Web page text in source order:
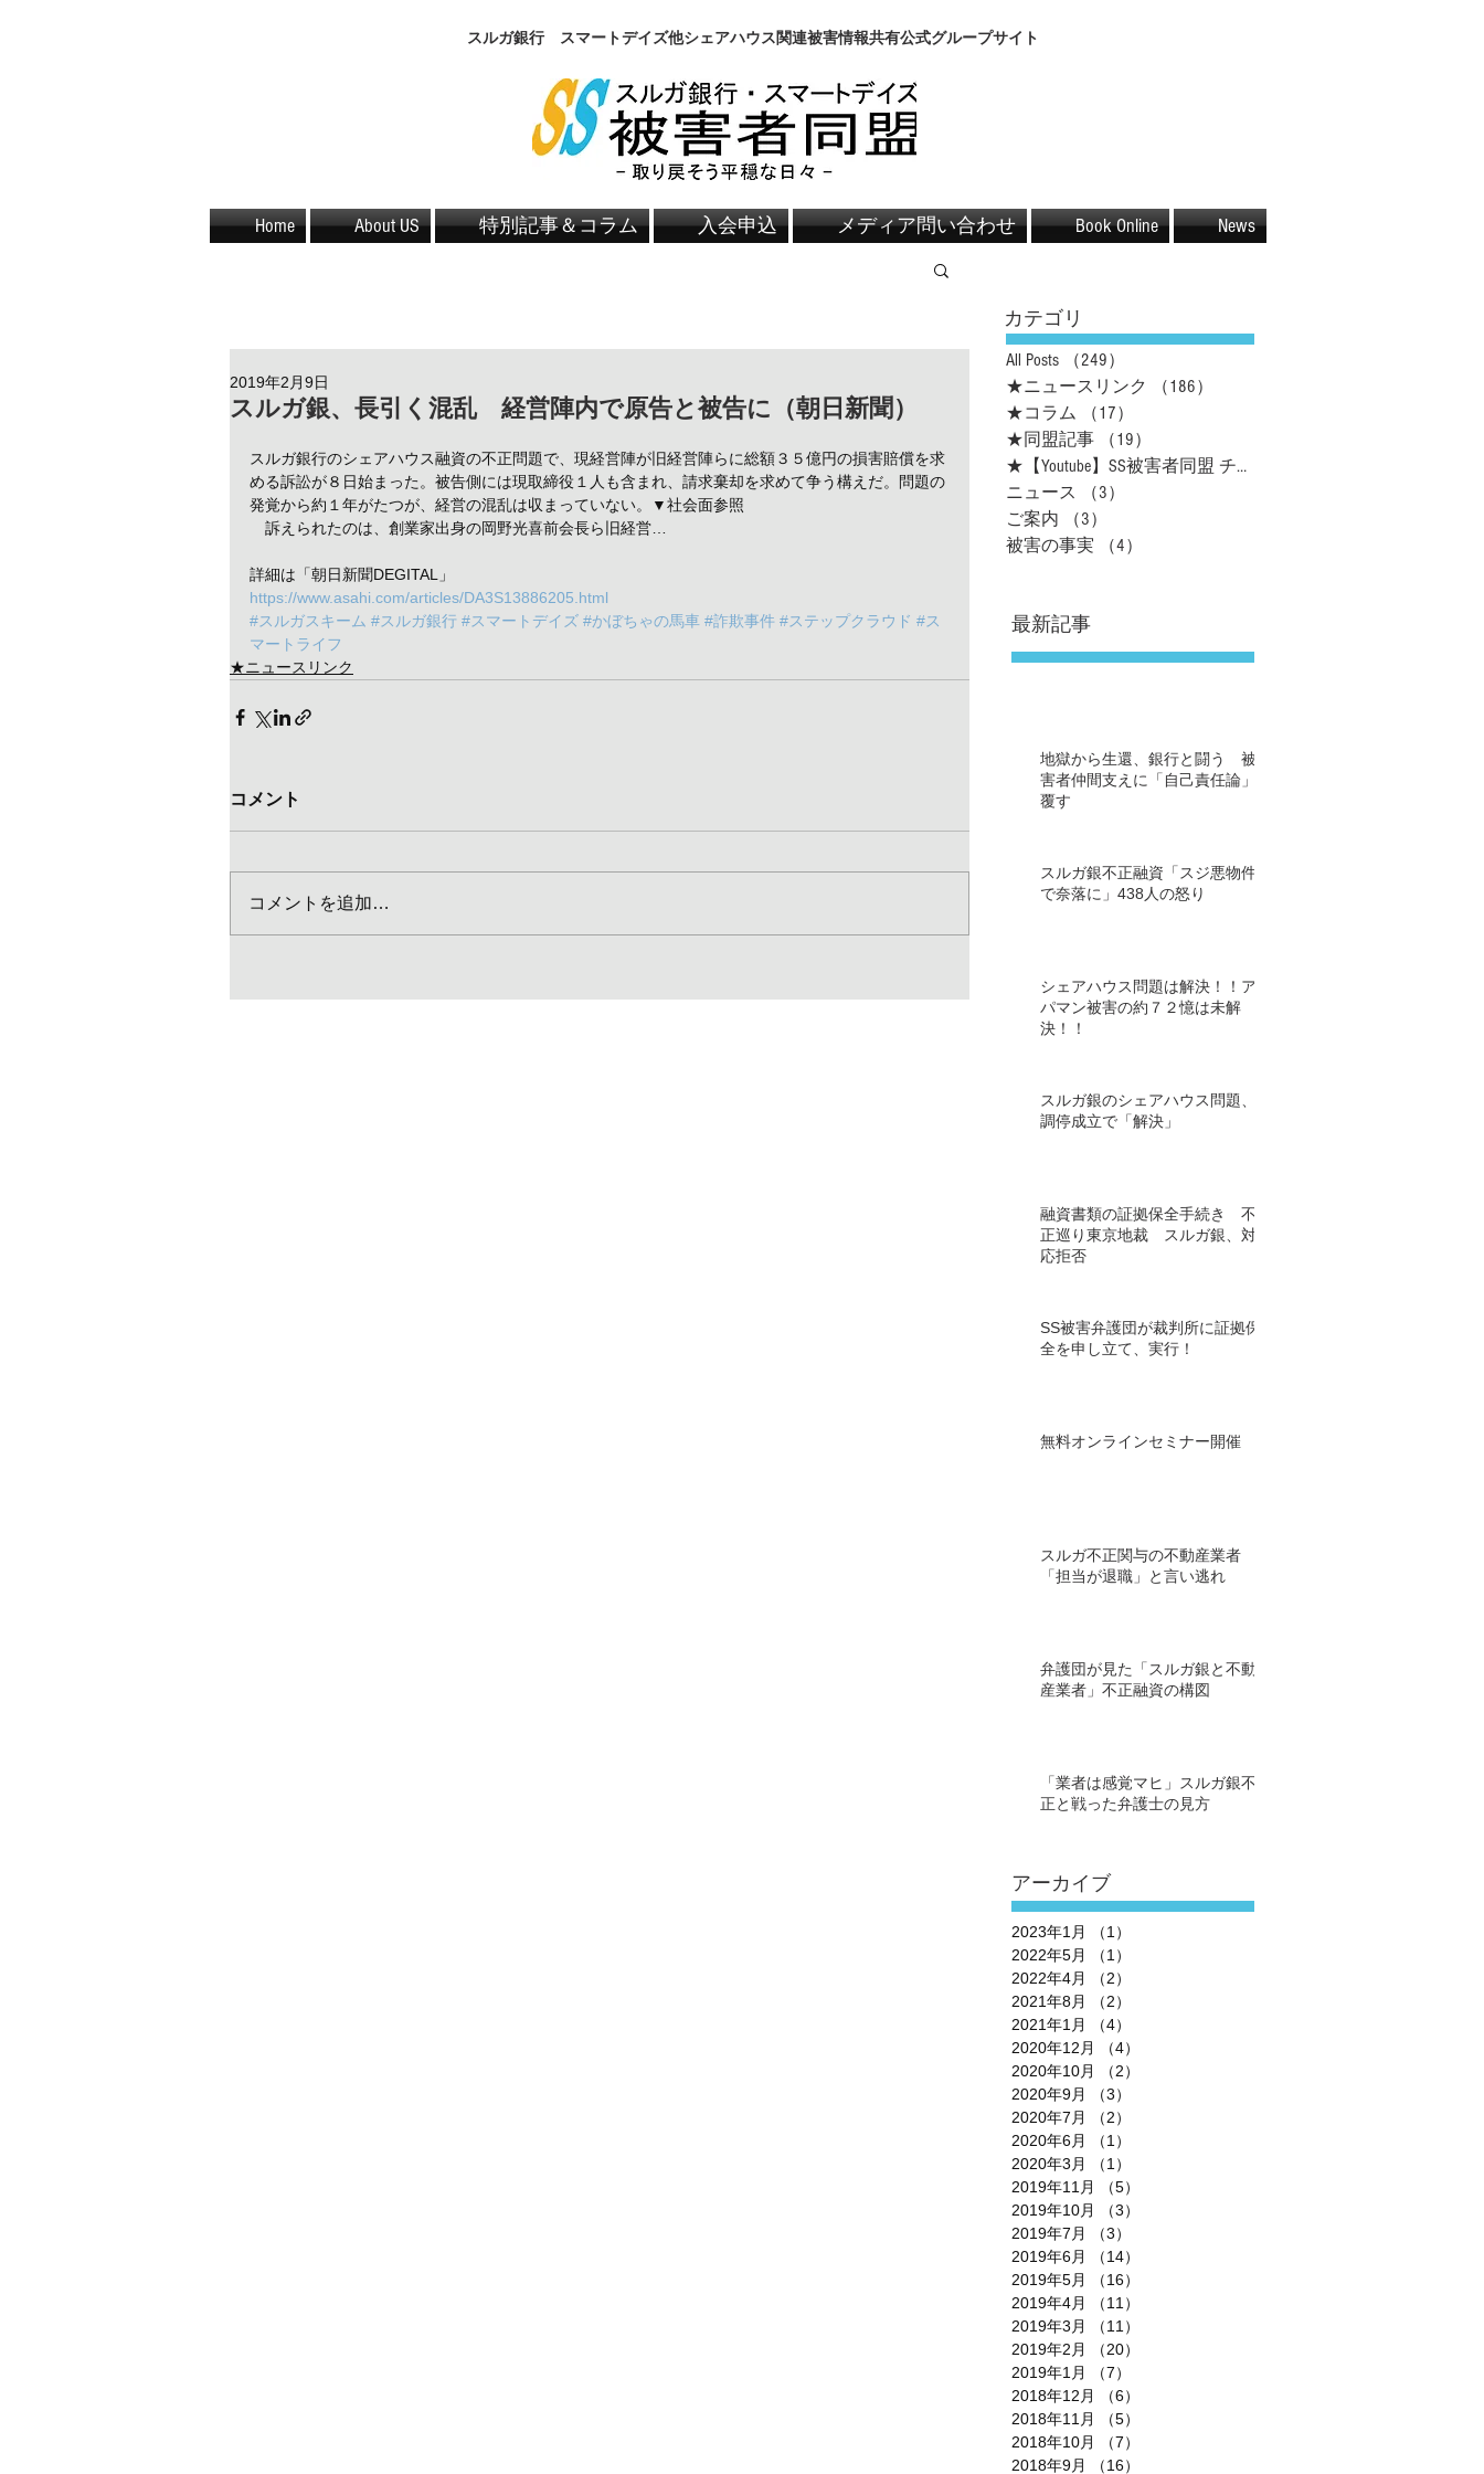
​スルガ銀行 スマートデイズ他シェアハウス関連被害情報共有公式グループサイト
Home About US 特別記事＆コラム 入会申込 メディア問い合わせ Book Online News
スルガ銀、長引く混乱 経営陣内で原告と被告に（朝日新聞）
2019年2月9日
スルガ銀行のシェアハウス融資の不正問題で、現経営陣が旧経営陣らに総額３５億円の損害賠償を求
める訴訟が８日始まった。被告側には現取締役１人も含まれ、請求棄却を求めて争う構えだ。問題の
発覚から約１年がたつが、経営の混乱は収まっていない。▼社会面参照
訴えられたのは、創業家出身の岡野光喜前会長ら旧経営…
詳細は「朝日新聞DEGITAL」
https://www.asahi.com/articles/DA3S13886205.html
#スルガスキーム #スルガ銀行 #スマートデイズ #かぼちゃの馬車 #詐欺事件 #ステップクラウド #ス
マートライフ
★ニュースリンク
コメント
コメントを追加…
カテゴリ
All Posts （249）
★ニュースリンク
（186）
★コラム
（17）
★同盟記事
（19）
★【Youtube】SS被害者同盟 チャネル
ニュース
（3）
ご案内
（3）
被害の事実
（4）
最新記事
地獄から生還、銀行と闘う 被
害者仲間支えに「自己責任論」
覆す
スルガ銀不正融資「スジ悪物件
で奈落に」438人の怒り
シェアハウス問題は解決！！ア
パマン被害の約７２憶は未解
決！！
スルガ銀のシェアハウス問題、
調停成立で「解決」
融資書類の証拠保全手続き 不
正巡り東京地裁 スルガ銀、対
応拒否
SS被害弁護団が裁判所に証拠保
全を申し立て、実行！
無料オンラインセミナー開催
スルガ不正関与の不動産業者
「担当が退職」と言い逃れ
弁護団が見た「スルガ銀と不動
産業者」不正融資の構図
「業者は感覚マヒ」スルガ銀不
正と戦った弁護士の見方
アーカイブ
2023年1月 （1）
2022年5月
（1）
2022年4月
（2）
2021年8月
（2）
2021年1月
（4）
2020年12月
（4）
2020年10月
（2）
2020年9月
（3）
2020年7月
（2）
2020年6月
（1）
2020年3月
（1）
2019年11月
（5）
2019年10月
（3）
2019年7月
（3）
2019年6月
（14）
2019年5月
（16）
2019年4月
（11）
2019年3月
（11）
2019年2月
（20）
2019年1月
（7）
2018年12月
（6）
2018年11月
（5）
2018年10月
（7）
2018年9月
（16）